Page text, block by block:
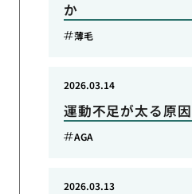
か
薄毛
運動不足が太る原
2026.03.14
AGA
2026.03.13